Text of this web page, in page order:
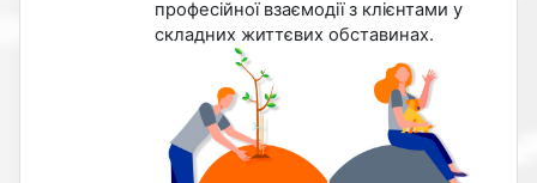
професійної взаємодії з клієнтами у
складних життєвих обставинах.